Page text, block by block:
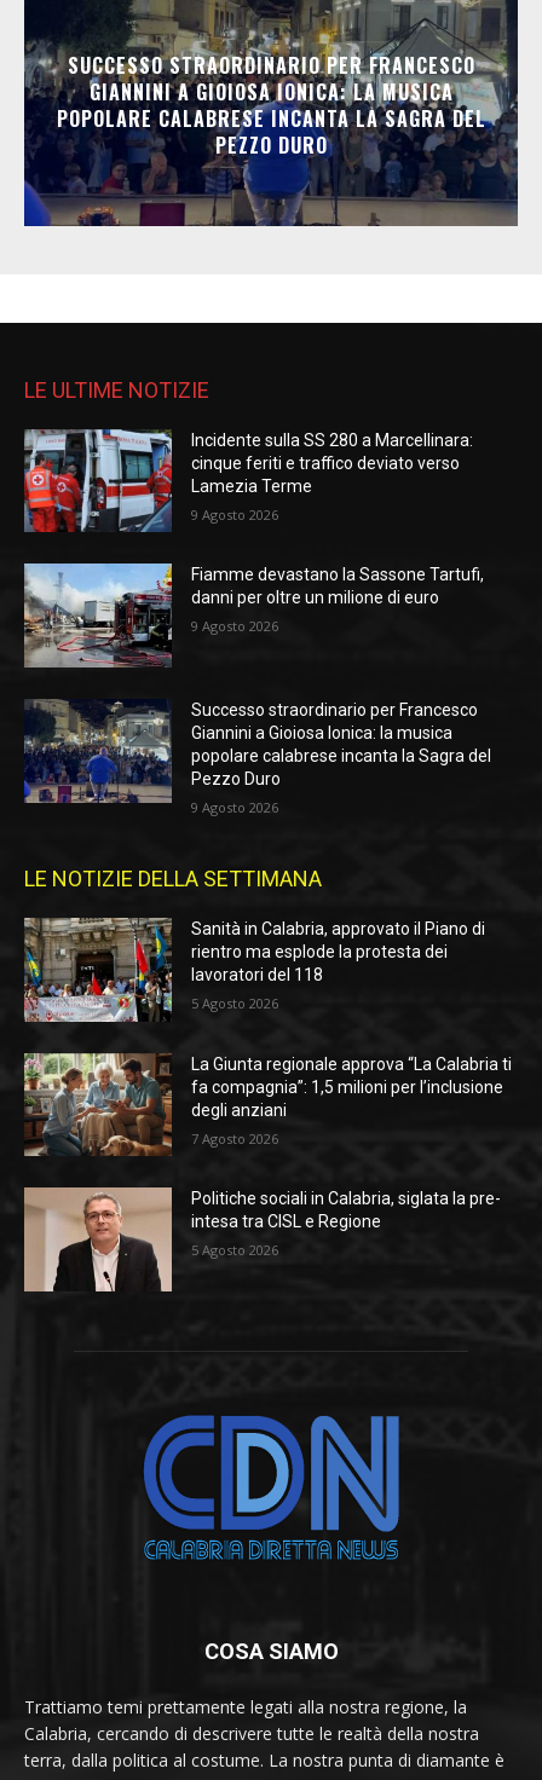
SUCCESSO STRAORDINARIO PER FRANCESCO
GIANNINI A GIOIOSA IONICA: LA MUSICA
POPOLARE CALABRESE INCANTA LA SAGRA DEL
PEZZO DURO
LE ULTIME NOTIZIE
Incidente sulla SS 280 a Marcellinara:
cinque feriti e traffico deviato verso
Lamezia Terme
9 Agosto 2026
Fiamme devastano la Sassone Tartufi,
danni per oltre un milione di euro
9 Agosto 2026
Successo straordinario per Francesco
Giannini a Gioiosa Ionica: la musica
popolare calabrese incanta la Sagra del
Pezzo Duro
9 Agosto 2026
LE NOTIZIE DELLA SETTIMANA
Sanità in Calabria, approvato il Piano di
rientro ma esplode la protesta dei
lavoratori del 118
5 Agosto 2026
La Giunta regionale approva “La Calabria ti
fa compagnia”: 1,5 milioni per l’inclusione
degli anziani
7 Agosto 2026
Politiche sociali in Calabria, siglata la pre-
intesa tra CISL e Regione
5 Agosto 2026
COSA SIAMO
Trattiamo temi prettamente legati alla nostra regione, la
Calabria, cercando di descrivere tutte le realtà della nostra
terra, dalla politica al costume. La nostra punta di diamante è